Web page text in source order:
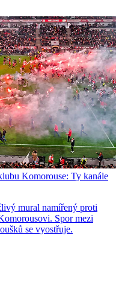
Komorouse: Ty kanále
mural namířený proti
Spor mezi
se vyostřuje.